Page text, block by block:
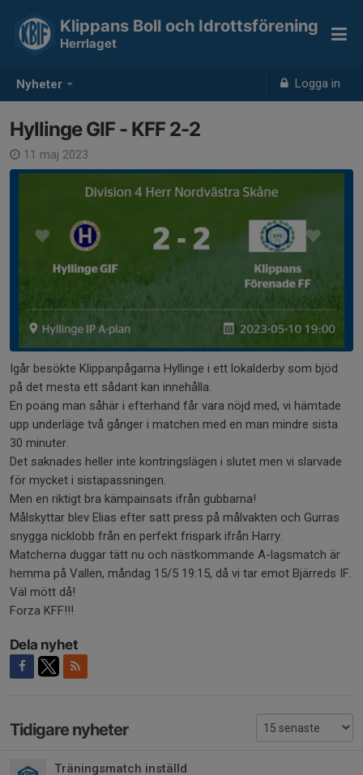
Nyheter Logga in
Klippans Boll och Idrottsförening
Herrlaget
Hyllinge GIF - KFF 2-2
11 maj 2023
Igår besökte Klippanpågarna Hyllinge i ett lokalderby som bjöd
på det mesta ett sådant kan innehålla.
En poäng man såhär i efterhand får vara nöjd med, vi hämtade
upp underläge två gånger i matchen med en man mindre sista
30 minuter.
Det saknades heller inte kontringslägen i slutet men vi slarvade
för mycket i sistapassningen.
Men en riktigt bra kämpainsats ifrån gubbarna!
Målskyttar blev Elias efter satt press på målvakten och Gurras
snygga nicklobb från en perfekt frispark ifrån Harry.
Matcherna duggar tätt nu och nästkommande A-lagsmatch är
hemma på Vallen, måndag 15/5 19:15, då vi tar emot Bjärreds IF.
Väl mött då!
Forza KFF!!!
Dela nyhet
Tidigare nyheter
Träningsmatch inställd